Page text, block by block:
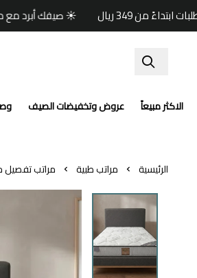
☀️ صيفك أبرد مع دوفت ✨خصومات حتى 60% 🏷️وكود خصم إضافي (صيف) 🎁🚚 شحن
الاكثر مبيعاً عروض وتخفيضات الصيف
الرئيسية مراتب طبية مراتب